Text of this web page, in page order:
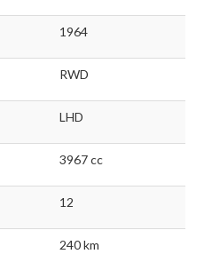
1964
RWD
LHD
3967 cc
12
240 km